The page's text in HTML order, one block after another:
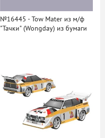
№16445 - Tow Mater из м/ф
"Тачки" (Wongday) из бумаги